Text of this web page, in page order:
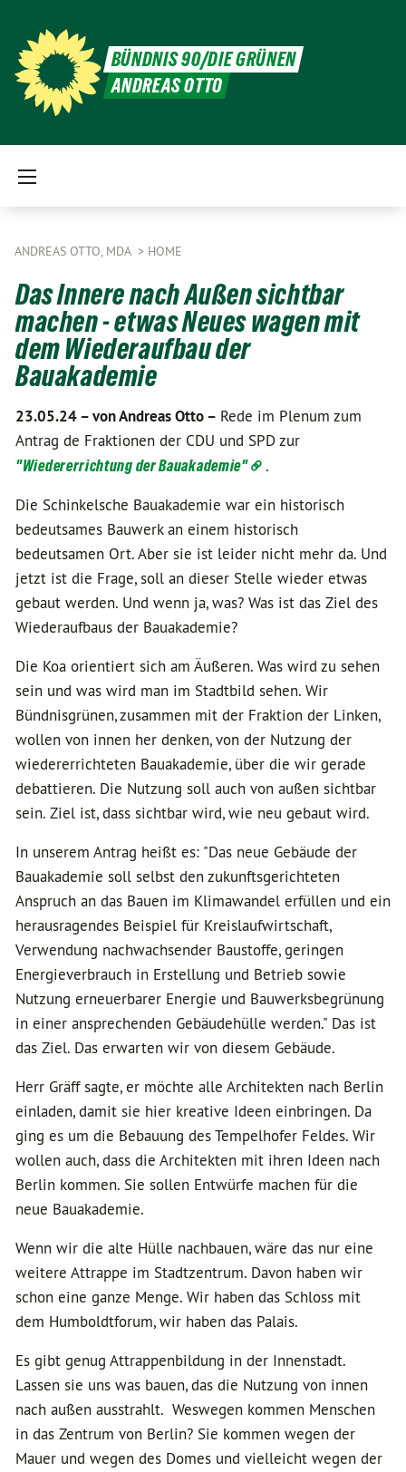
BÜNDNIS 90/DIE GRÜNEN
ANDREAS OTTO
ANDREAS OTTO, MDA HOME
Das Innere nach Außen sichtbar
machen - etwas Neues wagen mit
dem Wiederaufbau der
Bauakademie
23.05.24 –von Andreas Otto – Rede im Plenum zum
Antrag de Fraktionen der CDU und SPD zur
"Wiedererrichtung der Bauakademie"
.
Die Schinkelsche Bauakademie war ein historisch
bedeutsames Bauwerk an einem historisch
bedeutsamen Ort. Aber sie ist leider nicht mehr da. Und
jetzt ist die Frage, soll an dieser Stelle wieder etwas
gebaut werden. Und wenn ja, was? Was ist das Ziel des
Wiederaufbaus der Bauakademie?
Die Koa orientiert sich am Äußeren. Was wird zu sehen
sein und was wird man im Stadtbild sehen. Wir
Bündnisgrünen, zusammen mit der Fraktion der Linken,
wollen von innen her denken, von der Nutzung der
wiedererrichteten Bauakademie, über die wir gerade
debattieren. Die Nutzung soll auch von außen sichtbar
sein. Ziel ist, dass sichtbar wird, wie neu gebaut wird.
In unserem Antrag heißt es: "Das neue Gebäude der
Bauakademie soll selbst den zukunftsgerichteten
Anspruch an das Bauen im Klimawandel erfüllen und ein
herausragendes Beispiel für Kreislaufwirtschaft,
Verwendung nachwachsender Baustoffe, geringen
Energieverbrauch in Erstellung und Betrieb sowie
Nutzung erneuerbarer Energie und Bauwerksbegrünung
in einer ansprechenden Gebäudehülle werden." Das ist
das Ziel. Das erwarten wir von diesem Gebäude.
Herr Gräff sagte, er möchte alle Architekten nach Berlin
einladen, damit sie hier kreative Ideen einbringen. Da
ging es um die Bebauung des Tempelhofer Feldes. Wir
wollen auch, dass die Architekten mit ihren Ideen nach
Berlin kommen. Sie sollen Entwürfe machen für die
neue Bauakademie.
Wenn wir die alte Hülle nachbauen, wäre das nur eine
weitere Attrappe im Stadtzentrum. Davon haben wir
schon eine ganze Menge. Wir haben das Schloss mit
dem Humboldtforum, wir haben das Palais.
Es gibt genug Attrappenbildung in der Innenstadt.
Lassen sie uns was bauen, das die Nutzung von innen
nach außen ausstrahlt. Weswegen kommen Menschen
in das Zentrum von Berlin? Sie kommen wegen der
Mauer und wegen des Domes und vielleicht wegen der